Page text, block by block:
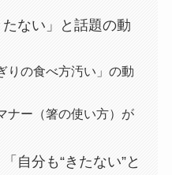
たない」と話題の動
りの食べ方汚い」の動
ナー（箸の使い方）が
自分も“きたない”と